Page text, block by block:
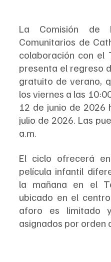
La Comisión de
Comunitarios de
colaboración con el
presenta el regreso
gratuito de verano,
los viernes a las
12 de junio de 2026
julio de 2026. Las
a.m.
El ciclo ofrecerá
película infantil
la mañana en el
ubicado en el
aforo es limitado
asignados por orden